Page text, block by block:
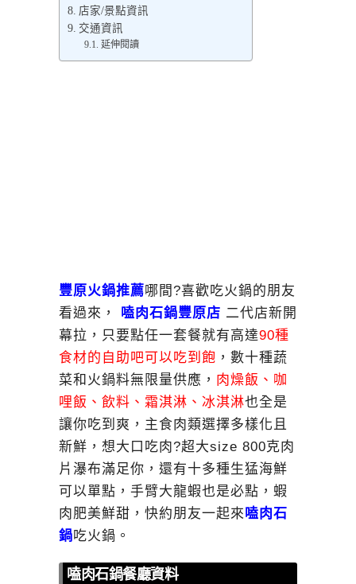
店家/景點資訊
交通資訊
延伸閱讀
豐原火鍋推薦哪間?喜歡吃火鍋的朋友
看過來， 嗑肉石鍋豐原店 二代店新開
幕拉，只要點任一套餐就有高達90種
食材的自助吧可以吃到飽 ，數十種蔬
菜和火鍋料無限量供應， 肉燥飯、咖
哩飯、飲料、霜淇淋、冰淇淋也全是
讓你吃到爽，主食肉類選擇多樣化且
新鮮，想大口吃肉?超大size 800克肉
片瀑布滿足你，還有十多種生猛海鮮
可以單點，手臂大龍蝦也是必點，蝦
肉肥美鮮甜，快約朋友一起來嗑肉石
鍋吃火鍋。
嗑肉石鍋餐廳資料